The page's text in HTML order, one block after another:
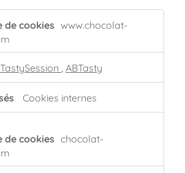
www.chocolat-
ABTasty
Cookies internes
chocolat-